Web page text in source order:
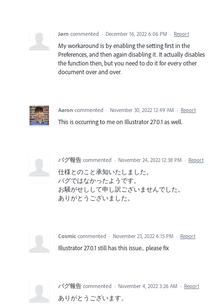
Jørn commented · December 16, 2022 6:06 PM · Report
My workaround is by enabling the setting first in the
Preferences, and then again disabling it. It actually disables
the function then, but you need to do it for every other
document over and over.
Aaron commented · November 30, 2022 12:49 AM · Report
This is occurring to me on Illustrator 27.0.1 as well.
バグ報告 commented · November 24, 2022 12:38 PM · Report
仕様とのこと承知いたしました。
バグではなかったようです。
お騒がせしして申し訳ございませんでした。
ありがとうございました。
Cosmic commented · November 23, 2022 6:15 PM · Report
Illustrator 27.0.1 still has this issue... please fix
バグ報告 commented · November 4, 2022 3:26 AM · Report
ありがとうございます。